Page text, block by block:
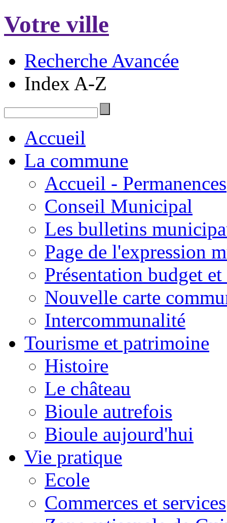
Votre ville
Recherche Avancée
Index A-Z
Accueil
La commune
Accueil - Permanences
Conseil Municipal
Les bulletins
Page de l'expression
Présentation budget
Nouvelle carte
Intercommunalité
Tourisme et patrimoine
Histoire
Le château
Bioule autrefois
Bioule aujourd'hui
Vie pratique
Ecole
Commerces et services